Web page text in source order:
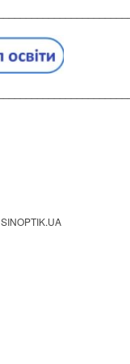
SINOPTIK.UA